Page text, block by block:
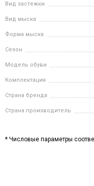
Вид застежки
Вид мыска
Форма мыска
Сезон
Модель обуви
Комплектация
Страна бренда
Страна производитель
* Числовые параметры